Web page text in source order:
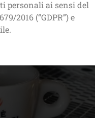
personali ai sensi del
2016 (“GDPR”) e